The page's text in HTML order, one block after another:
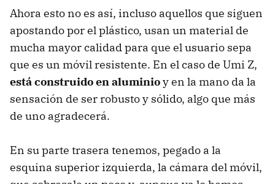
Ahora esto no es así, incluso aquellos que siguen
apostando por el plástico, usan un material de
mucha mayor calidad para que el usuario sepa
que es un móvil resistente. En el caso de Umi Z,
está construido en aluminioy en la mano da la
sensación de ser robusto y sólido, algo que más
de uno agradecerá.
En su parte trasera tenemos, pegado a la
esquina superior izquierda, la cámara del móvil,